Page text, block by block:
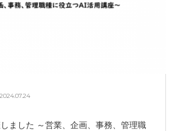
2024.07.24
ました ～営業、企画、事務、管理職